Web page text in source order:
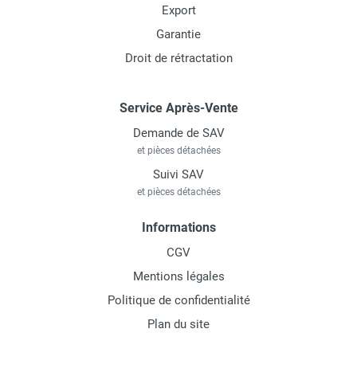
Export
Garantie
Droit de rétractation
Service Après-Vente
Demande de SAV
et pièces détachées
Suivi SAV
et pièces détachées
Informations
CGV
Mentions légales
Politique de confidentialité
Plan du site